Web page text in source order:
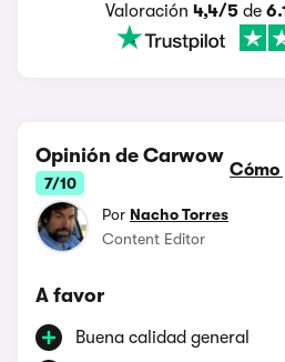
Valoración 4,4/5 de
Opinión de Carwow
7/10
Cómo
Por Nacho Torres
Content Editor
A favor
Buena calidad general